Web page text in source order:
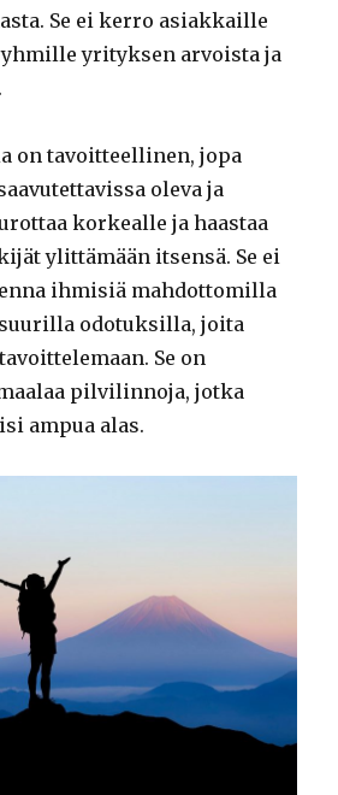
Se ei kerro asiakkaille
yrityksen arvoista ja
on tavoitteellinen, jopa
oleva ja
korkealle ja haastaa
ylittämään itsensä. Se ei
ihmisiä mahdottomilla
odotuksilla, joita
Se on
pilvilinnoja, jotka
ampua alas.